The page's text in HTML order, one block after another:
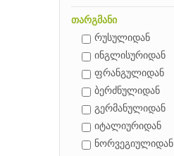
თარგმანი
რუსულიდან
ინგლისურიდან
ფრანგულიდან
ბერძნულიდან
გერმანულიდან
იტალიურიდან
ნორვეგიულიდან